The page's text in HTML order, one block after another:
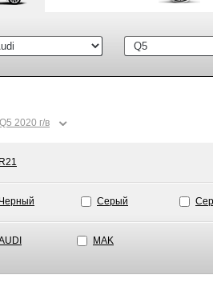
2020 г/в ⌄
R21
Черный Серый
MAK